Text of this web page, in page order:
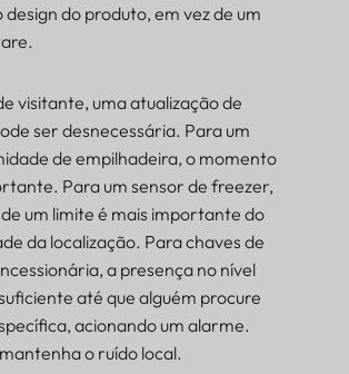
design do produto, em vez de um
visitante, uma atualização de
ser desnecessária. Para um
de empilhadeira, o momento
Para um sensor de freezer,
um limite é mais importante do
da localização. Para chaves de
a presença no nível
até que alguém procure
acionando um alarme.
o ruído local.